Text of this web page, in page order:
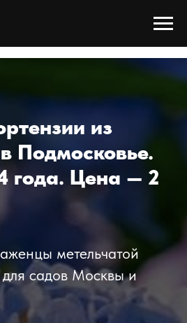
из
Подмосковье.
года. Цена — 2
метельчатой
садов Москвы и